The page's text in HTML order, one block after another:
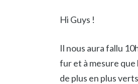
Hi Guys !
Il nous aura fallu
fur et à mesure
de plus en plus